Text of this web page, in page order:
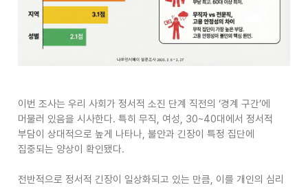
이번 조사는 우리 사회가 정서적 소진 단계 직전의 ‘경계 구간’에
머물러 있음을 시사한다. 특히 무직, 여성, 30~40대에서 정서적
부담이 상대적으로 높게 나타나, 불안과 긴장이 특정 집단에
집중되는 양상이 확인됐다.
전반적으로 정서적 긴장이 일상화되고 있는 만큼, 이를 개인의 심리